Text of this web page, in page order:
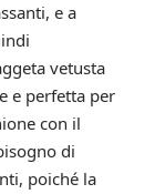
e a
vetusta
e perfetta per
con il
di
poiché la